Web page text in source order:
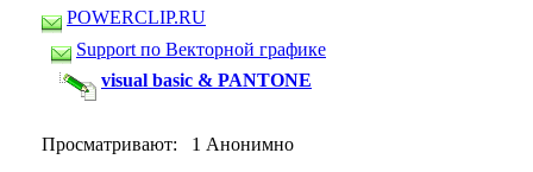
POWERCLIP.RU
Support по Векторной графике
visual basic & PANTONE
Просматривают: 1 Анонимно